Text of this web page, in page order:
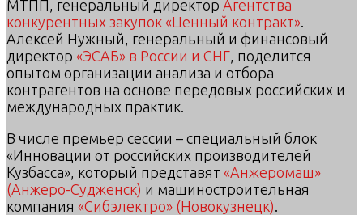
МТПП, генеральный директор Агентства
конкурентных закупок «Ценный контракт»
Алексей Нужный, генеральный и финансовый
директор «ЭСАБ» в России и СНГ , поделится
опытом организации анализа и отбора
контрагентов на основе передовых российских и
международных практик.
В числе премьер сессии – специальный блок
«Инновации от российских производителей
Кузбасса», который представят «Анжеромаш»
(Анжеро-Судженск) и машиностроительная
компания «Сибэлектро» (Новокузнецк)